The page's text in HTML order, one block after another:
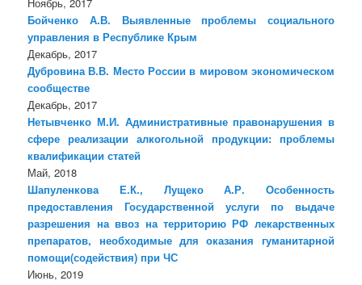
Бойченко А.В. Выявленные проблемы социального
управления в Республике Крым
Декабрь, 2017
Дубровина В.В. Место России в мировом экономическом
сообществе
Декабрь, 2017
Нетывченко М.И. Административные правонарушения в
сфере реализации алкогольной продукции: проблемы
квалификации статей
Май, 2018
Шапуленкова Е.К., Лущеко А.Р. Особенность
предоставления Государственной услуги по выдаче
разрешения на ввоз на территорию РФ лекарственных
препаратов, необходимые для оказания гуманитарной
помощи(содействия) при ЧС
Июнь, 2019